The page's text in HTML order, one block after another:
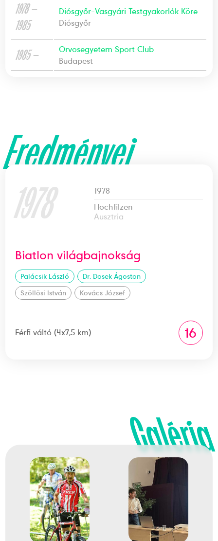
1978 —
1985
Diósgyőr-Vasgyári Testgyakorlók Köre
Diósgyőr
1985 —
Orvosegyetem Sport Club
Budapest
Eredményei
1978
1978
Hochfilzen
Ausztria
Biatlon világbajnokság
Palácsik László
Dr. Dosek Ágoston
Szöllösi István
Kovács József
Férfi váltó (4x7,5 km) 16
Galéria